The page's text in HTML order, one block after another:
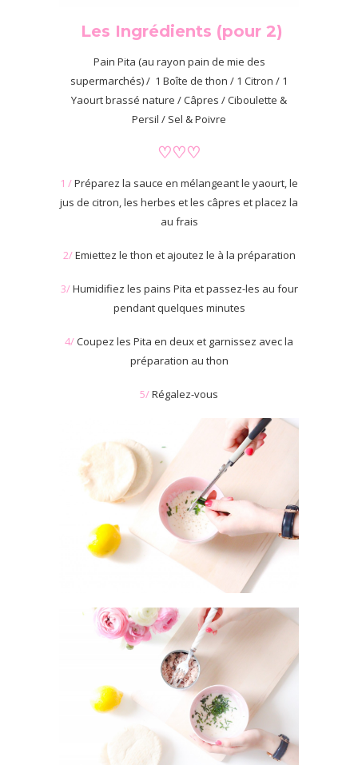
Les Ingrédients (pour 2)
Pain Pita (au rayon pain de mie des
supermarchés) / 1 Boîte de thon / 1 Citron / 1
Yaourt brassé nature / Câpres / Ciboulette &
Persil / Sel & Poivre
♡♡♡
1 /Préparez la sauce en mélangeant le yaourt, le
jus de citron, les herbes et les câpres et placez la
au frais
2/Emiettez le thon et ajoutez le à la préparation
3/Humidifiez les pains Pita et passez-les au four
pendant quelques minutes
4/Coupez les Pita en deux et garnissez avec la
préparation au thon
5/Régalez-vous